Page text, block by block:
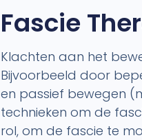
Fascie
Klachten aan het
Bijvoorbeeld door
en passief bewegen
technieken om de
rol, om de fascie te